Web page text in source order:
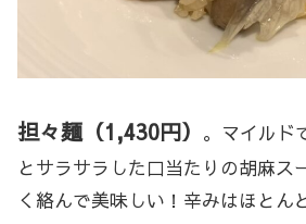
担々麺（1,430円） 。マイルド
とサラサラした口当たりの胡麻ス
く絡んで美味しい！辛みはほとん